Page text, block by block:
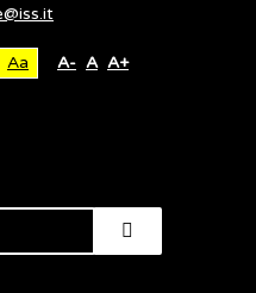
Aa A- A A+